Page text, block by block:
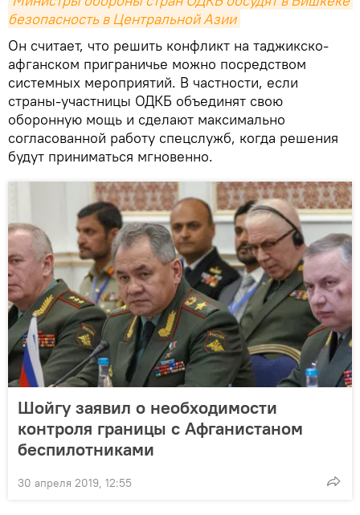
безопасность в Центральной Азии
Он считает, что решить конфликт на таджикско-
афганском приграничье можно посредством
системных мероприятий. В частности, если
страны-участницы ОДКБ объединят свою
оборонную мощь и сделают максимально
согласованной работу спецслужб, когда решения
будут приниматься мгновенно.
Шойгу заявил о необходимости
контроля границы с Афганистаном
беспилотниками
30 апреля 2019, 12:55